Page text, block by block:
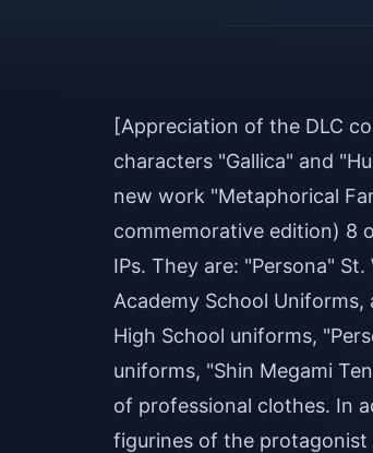
[Appreciation of the DLC
characters "Gallica" and
new work "Metaphorical
commemorative edition) 8
IPs. They are: "Persona"
Academy School Uniforms,
High School uniforms,
uniforms, "Shin Megami
of professional clothes. In
figurines of the protagonist